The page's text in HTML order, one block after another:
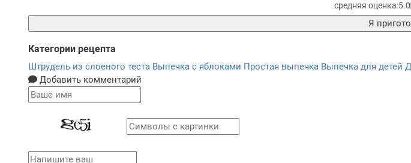
5.0
Я
Категории рецепта
Штрудель из слоеного теста Выпечка с яблоками Простая выпечка Выпечка для детей
Добавить комментарий